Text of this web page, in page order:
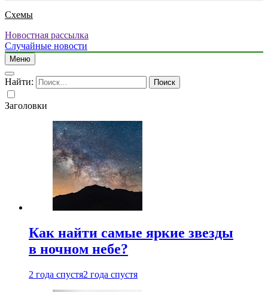
Схемы
Новостная рассылка
Случайные новости
Меню
Найти:
Заголовки
Как найти самые яркие звезды
в ночном небе?
2 года спустя2 года спустя